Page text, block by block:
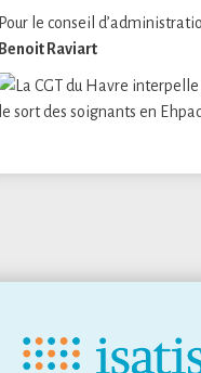
Pour le conseil
Benoit Raviart